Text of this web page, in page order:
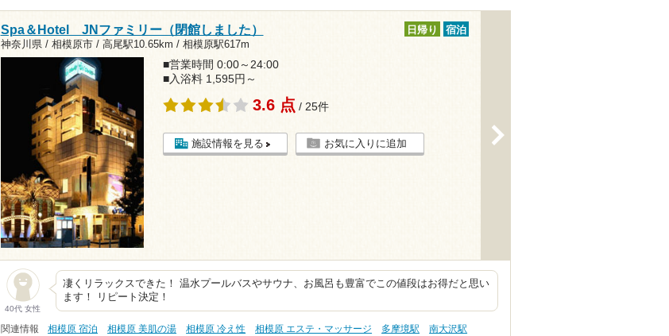
Spa＆Hotel JNファミリー（閉館しました）
神奈川県 / 相模原市 / 高尾駅10.65km / 相模原駅617m
日帰り 宿泊
■営業時間 0:00～24:00
■入浴料 1,595円～
3.6 点 / 25件
施設情報を見る お気に入りに追加
40代 女性
凄くリラックスできた！ 温水プールバスやサウナ、お風呂も豊富でこの値段はお得だと思い
ます！ リピート決定！
関連情報 相模原 宿泊 相模原 美肌の湯 相模原 冷え性 相模原 エステ・マッサージ 多摩境駅 南大沢駅